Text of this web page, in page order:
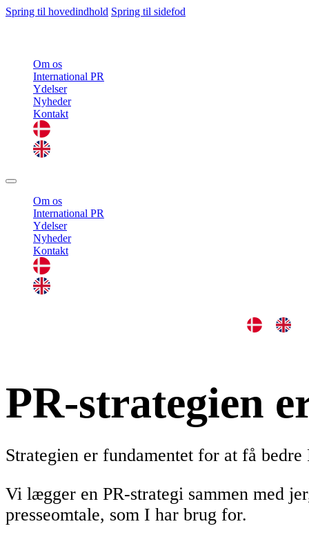
Spring til hovedindhold Spring til sidefod
Om os
International PR
Ydelser
Nyheder
Kontakt
Om os
International PR
Ydelser
Nyheder
Kontakt
PR-strategien
Strategien er fundamentet for at få bedre
Vi lægger en PR-strategi sammen med
presseomtale, som I har brug for.